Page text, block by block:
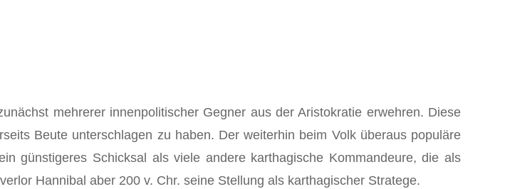
mehrerer innenpolitischer Gegner aus der Aristokratie erwehren. Diese
Beute unterschlagen zu haben. Der weiterhin beim Volk überaus populäre
günstigeres Schicksal als viele andere karthagische Kommandeure, die als
Hannibal aber 200 v. Chr. seine Stellung als karthagischer Stratege.